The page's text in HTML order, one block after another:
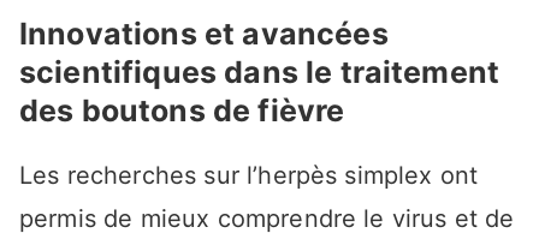
Innovations et avancées
scientifiques dans le traitement
des boutons de fièvre
Les recherches sur l’herpès simplex ont
permis de mieux comprendre le virus et de